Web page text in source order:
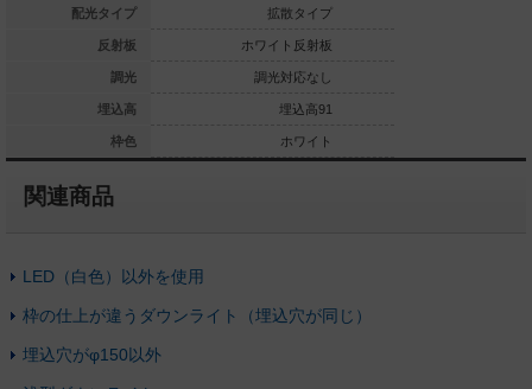
配光タイプ
反射板
調光
埋込高
枠色
拡散タイプ 拡散タイプ
ホワイト反射板
調光対応なし
埋込高91
ホワイト
関連商品
LED（白色）以外を使用
枠の仕上が違うダウンライト（埋込穴が同じ）
埋込穴がφ150以外